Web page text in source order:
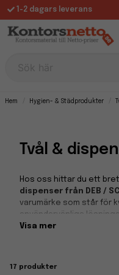
1-2 dagars leverans
Fri frakt över 995 kr
Hem Hygien- & Städprodukter
Tvål &
Hos oss hittar du ett
dispenser från DEB /
varumärke som står för
användarvänliga
att möta de högt ställda
Visa mer
17 produkter